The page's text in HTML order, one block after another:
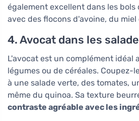
également excellent dans les
avec des flocons d'avoine, du
4. Avocat dans les
L'avocat est un complément idéal
légumes ou de céréales. Coupez-
à une salade verte, des tomates,
même du quinoa. Sa texture
contraste agréable avec les